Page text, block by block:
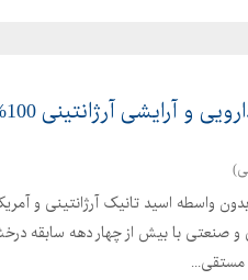
واسطه اسید تانیک آرژانتینی و
صنعتی با بیش از چهار دهه سابقه
مستقی...